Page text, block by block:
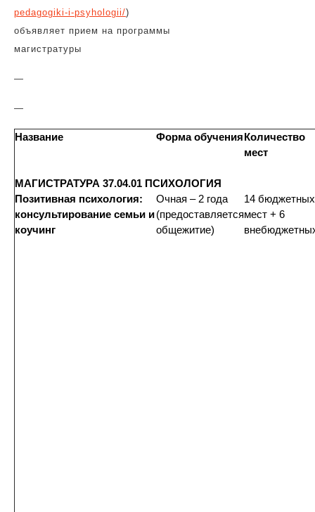
pedagogiki-i-psyhologii/)
объявляет прием на программы
магистратуры
—
—
Название Форма обученияКоличество
мест
МАГИСТРАТУРА 37.04.01 ПСИХОЛОГИЯ
Позитивная психология:
консультирование семьи и
коучинг
Очная – 2 года
(предоставляется
общежитие)
14 бюджетных
мест + 6